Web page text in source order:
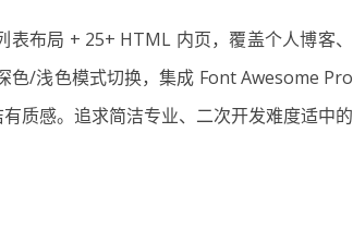
布局 + 25+ HTML 内页，覆盖个人博客、
色/浅色模式切换，集成 Font Awesome Pro
质感。追求简洁专业、二次开发难度适中的